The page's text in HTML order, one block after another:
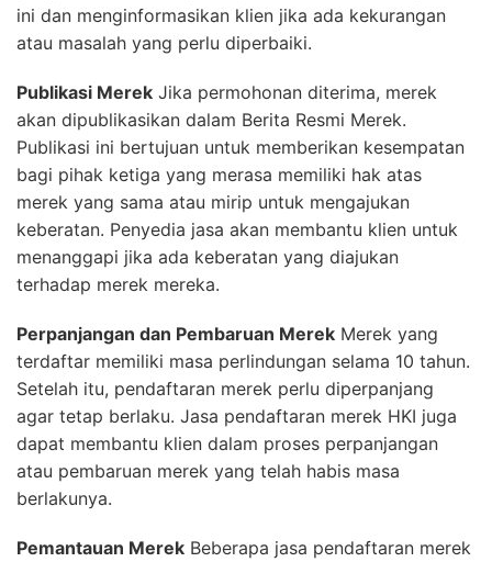
ini dan menginformasikan klien jika ada kekurangan
atau masalah yang perlu diperbaiki.
Publikasi Merek Jika permohonan diterima, merek
akan dipublikasikan dalam Berita Resmi Merek.
Publikasi ini bertujuan untuk memberikan kesempatan
bagi pihak ketiga yang merasa memiliki hak atas
merek yang sama atau mirip untuk mengajukan
keberatan. Penyedia jasa akan membantu klien untuk
menanggapi jika ada keberatan yang diajukan
terhadap merek mereka.
Perpanjangan dan Pembaruan Merek Merek yang
terdaftar memiliki masa perlindungan selama 10 tahun.
Setelah itu, pendaftaran merek perlu diperpanjang
agar tetap berlaku. Jasa pendaftaran merek HKI juga
dapat membantu klien dalam proses perpanjangan
atau pembaruan merek yang telah habis masa
berlakunya.
Pemantauan Merek Beberapa jasa pendaftaran merek